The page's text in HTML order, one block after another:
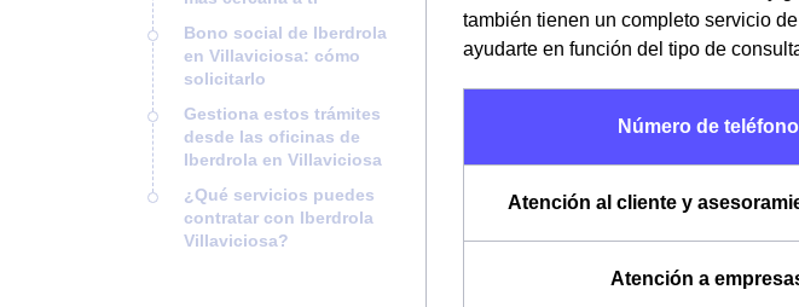
Bono social de Iberdrola
en Villaviciosa: cómo
solicitarlo
Gestiona estos trámites
desde las oficinas de
Iberdrola en Villaviciosa
¿Qué servicios puedes
contratar con Iberdrola
Villaviciosa?
también tienen un completo servicio de
ayudarte en función del tipo de
Número de teléfono
Atención al cliente y
Atención a